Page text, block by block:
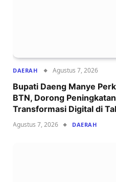
DAERAH Agustus 7, 2026
Bupati Daeng Manye
BTN, Dorong
Transformasi Digital di
Agustus 7, 2026 DAERAH